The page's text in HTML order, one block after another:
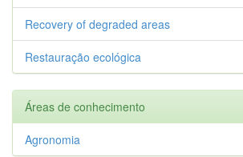
Recovery of degraded areas
Restauração ecológica
Áreas de conhecimento
Agronomia